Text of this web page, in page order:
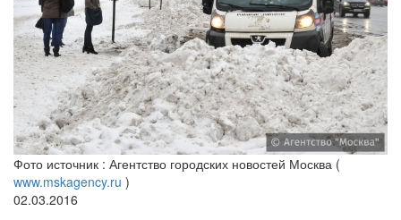
Фото источник : Агентство городских новостей Москва (
www.mskagency.ru )
02.03.2016